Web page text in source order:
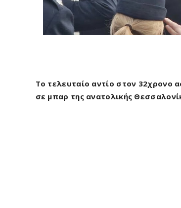
Το τελευταίο αντίο στον 32χρονο
σε μπαρ της ανατολικής